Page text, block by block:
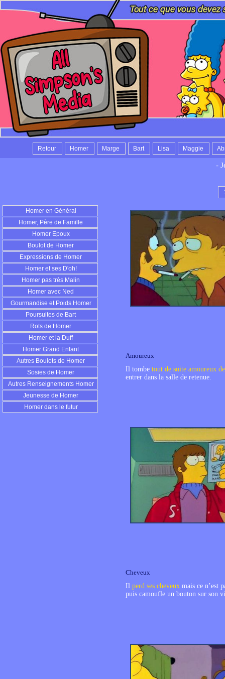
Retour Homer Marge Bart Lisa Maggie
-
Homer en Général
Homer, Père de Famille
Homer Epoux
Boulot de Homer
Expressions de Homer
Homer et ses D'oh!
Homer pas très Malin
Homer avec Ned
Gourmandise et Poids Homer
Poursuites de Bart
Rots de Homer
Homer et la Duff
Homer Grand Enfant
Autres Boulots de Homer
Sosies de Homer
Autres Renseignements Homer
Jeunesse de Homer
Homer dans le futur
Amoureux
Il tombe tout de suite amoureux
entrer dans la salle de retenue.
Cheveux
Il perd ses cheveux mais ce n’est
puis camoufle un bouton sur son